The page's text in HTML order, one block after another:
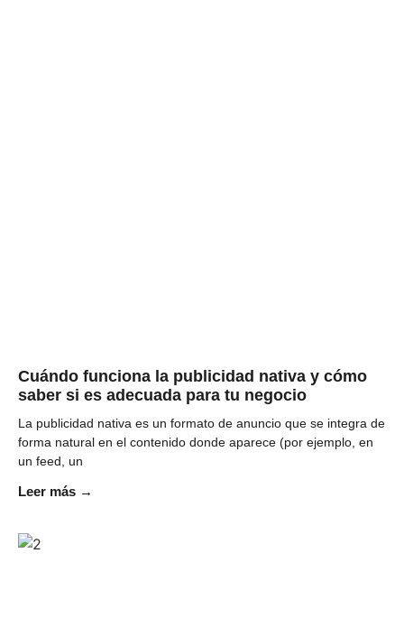
Cuándo funciona la publicidad nativa y cómo
saber si es adecuada para tu negocio
La publicidad nativa es un formato de anuncio que se integra de
forma natural en el contenido donde aparece (por ejemplo, en
un feed, un
Leer más →